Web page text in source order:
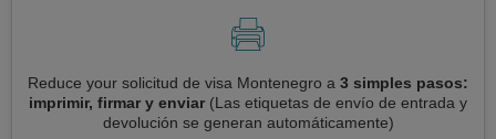
Reduce your solicitud de visa Montenegro a 3 simples pasos:
imprimir, firmar y enviar (Las etiquetas de envío de entrada y
devolución se generan automáticamente)